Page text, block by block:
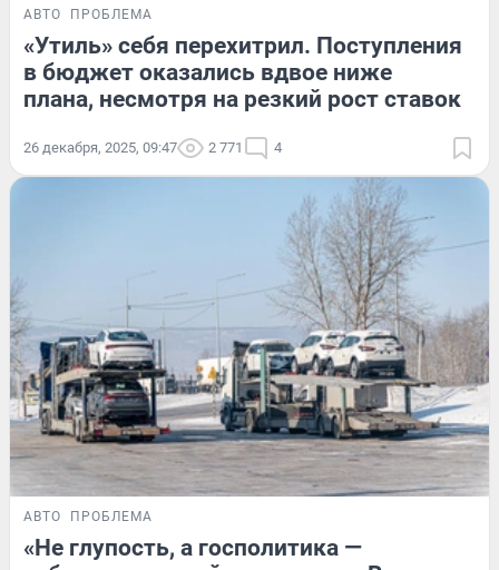
АВТО ПРОБЛЕМА
«Утиль» себя перехитрил. Поступления
в бюджет оказались вдвое ниже
плана, несмотря на резкий рост ставок
26 декабря, 2025, 09:47 2 771 4
АВТО ПРОБЛЕМА
«Не глупость, а госполитика —